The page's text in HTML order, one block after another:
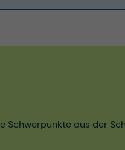
Schwerpunkte aus der